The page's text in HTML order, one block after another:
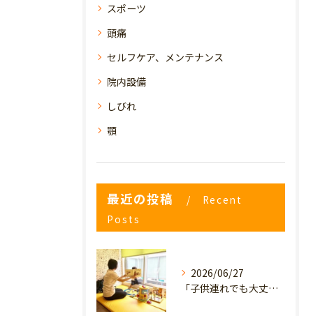
スポーツ
頭痛
セルフケア、メンテナンス
院内設備
しびれ
顎
最近の投稿
Recent
Posts
2026/06/27
「子供連れでも大丈夫？」産後の腰痛・体型崩れに悩むママが、プライミー鍼灸整骨院を選ぶ3つの理由